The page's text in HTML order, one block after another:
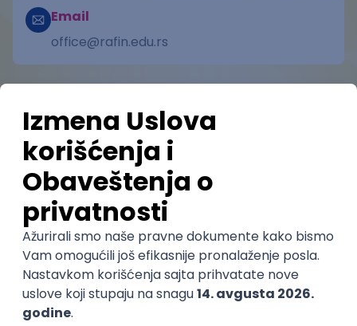
Email
office@rafin.edu.rs
Smerovi
Ocene
Pomozi nam da saznamo više o ovom
fakultetu